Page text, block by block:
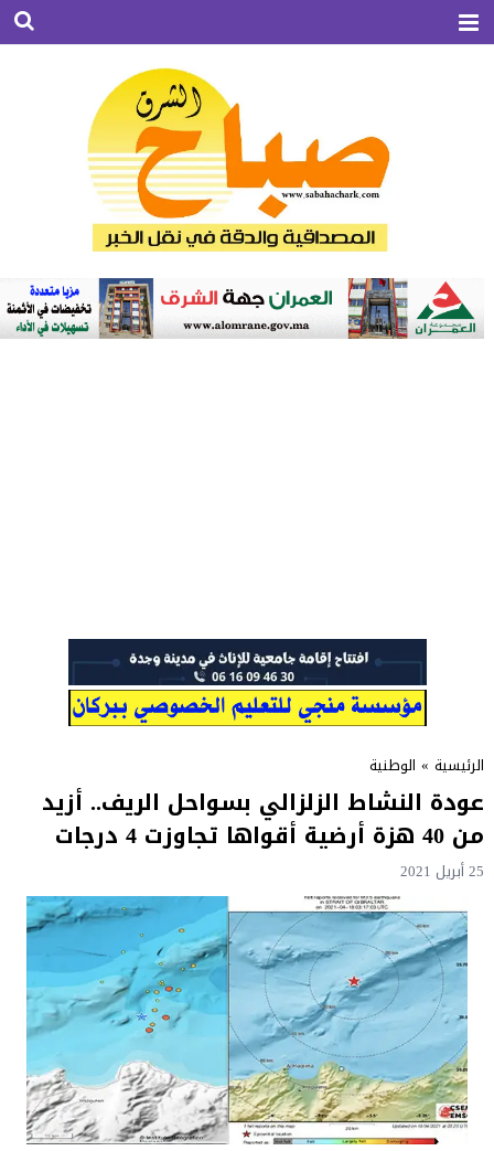
الرئيسية » الوطنية
عودة النشاط الزلزالي بسواحل الريف.. أزيد
من 40 هزة أرضية أقواها تجاوزت 4 درجات
25 أبريل 2021